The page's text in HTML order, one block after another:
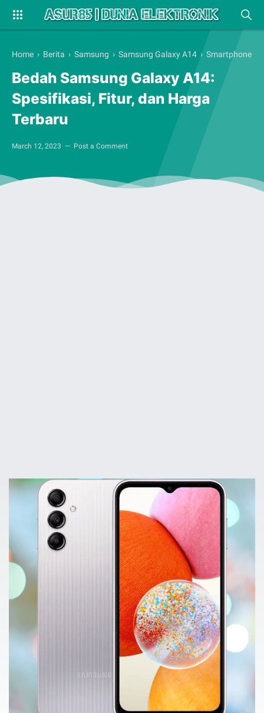
Home › Berita › Samsung › Samsung Galaxy A14 › Smartphone
Bedah Samsung Galaxy A14:
Spesifikasi, Fitur, dan Harga
Terbaru
March 12, 2023 Post a Comment